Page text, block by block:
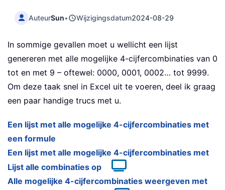
AuteurSun• Wijzigingsdatum2024-08-29
In sommige gevallen moet u wellicht een lijst
genereren met alle mogelijke 4-cijfercombinaties van 0
tot en met 9 – oftewel: 0000, 0001, 0002… tot 9999.
Om deze taak snel in Excel uit te voeren, deel ik graag
een paar handige trucs met u.
Een lijst met alle mogelijke 4-cijfercombinaties met
een formule
Een lijst met alle mogelijke 4-cijfercombinaties met
Lijst alle combinaties op
Alle mogelijke 4-cijfercombinaties weergeven met